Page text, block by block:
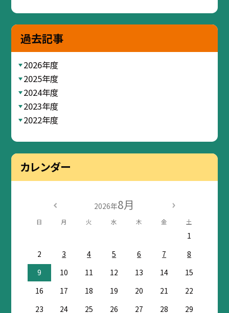
過去記事
2026年度
2025年度
2024年度
2023年度
2022年度
カレンダー
2026年8月
日 月 火 水 木 金 土
1
2
3 4 5 6 7
8
9
10 11 12 13 14
15
16
17 18 19 20 21
22
23
24 25 26 27 28
29